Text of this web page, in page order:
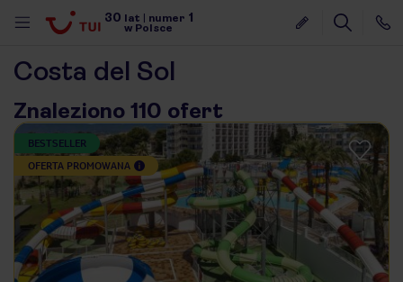
30 lat numer 1
w Polsce
Costa del Sol
Znaleziono 110 ofert
BESTSELLER
OFERTA PROMOWANA